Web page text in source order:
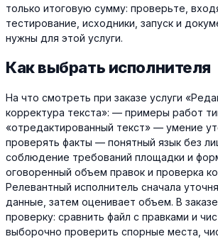
только итоговую сумму: проверьте,
тестирование, исходники, запуск и
нужны для этой услуги.
Как выбрать исполнителя
На что смотреть при заказе услуги
корректура текста»: — примеры работ
«отредактированный текст» — умение
проверять факты — понятный язык без
соблюдение требований площадки и
оговоренный объем правок и проверка
Релевантный исполнитель сначала
данные, затем оценивает объем. В
проверку: сравнить файл с правками и
выборочно проверить спорные места,